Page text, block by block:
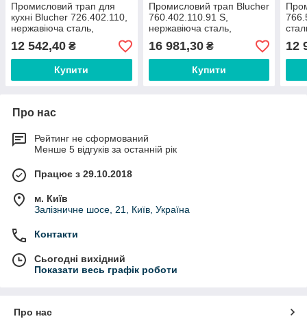
Промисловий трап для
кухні Blucher 726.402.110,
нержавіюча сталь,
D110
12 542,40 ₴
Купити
Промисловий трап Blucher
760.402.110.91 S,
нержавіюча сталь,
вертикальний вихід DN110
16 981,30₴
Купити
12
Про нас
Рейтинг не сформований
Менше 5 відгуків за останній рік
Працює з 29.10.2018
м. Київ
Залізничне шосе, 21, Київ, Україна
Контакти
Сьогодні вихідний
Показати весь графік роботи
Про нас